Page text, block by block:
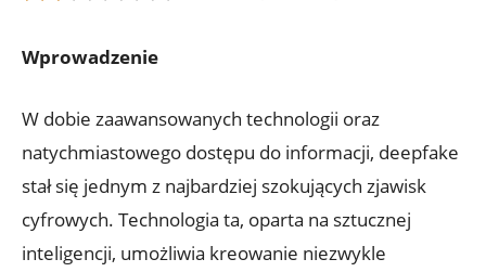
Wprowadzenie
W dobie zaawansowanych technologii⁢ oraz⁢
natychmiastowego dostępu ‌do informacji, deepfake⁢
stał się⁢ jednym z najbardziej szokujących⁤ zjawisk
cyfrowych. Technologia ta, oparta na sztucznej
inteligencji, umożliwia kreowanie ‍niezwykle